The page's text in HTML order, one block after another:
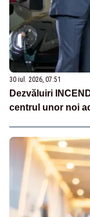
30 iul. 2026, 07:51
Dezvăluiri
centrul unor noi